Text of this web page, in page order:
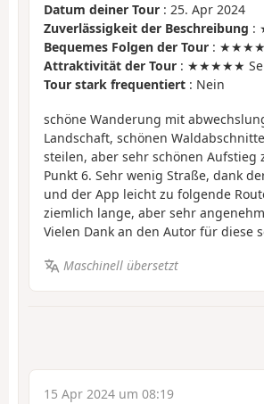
Datum deiner Tour : 25. Apr 2024
Zuverlässigkeit der Beschreibung :
Bequemes Folgen der Tour :
Attraktivität der Tour : ★★★★★
Tour stark frequentiert : Nein
schöne Wanderung mit
Landschaft, schönen
steilen, aber sehr schönen Aufstieg
Punkt 6. Sehr wenig Straße, dank
und der App leicht zu folgende
ziemlich lange, aber sehr
Vielen Dank an den Autor für diese
Maschinell übersetzt
15 Apr 2024 um 08:19